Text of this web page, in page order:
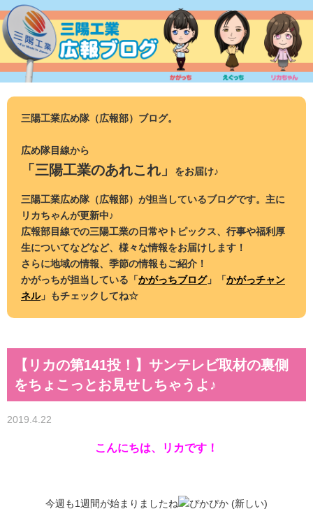
ン
テ
ツ
三陽工業広め隊（広報部）ブログ。
広め隊目線から
「三陽工業のあれこれ」 をお届け♪
三陽工業広め隊（広報部）が担当しているブログです。主に
リカちゃんが更新中♪
広報部目線での三陽工業の日常やトピックス、行事や福利厚
生についてなどなど、様々な情報をお届けします！
さらに地域の情報、季節の情報もご紹介！
かがっちが担当している「かがっちブログ」「かがっチャン
ネル」もチェックしてね☆
【リカの第141投！】サンテレビ取材の裏側
をちょこっとお見せしちゃうよ♪
2019.4.22
こんにちは、リカです！
今週も1週間が始まりましたね